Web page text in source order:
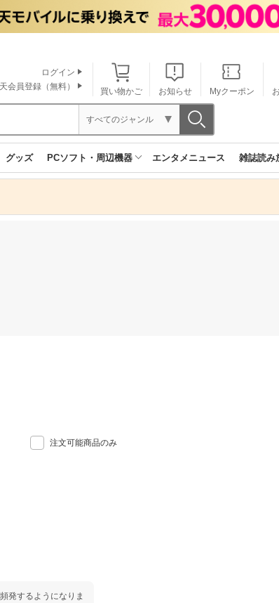
買い物かご お知らせ Myクーポン
ログイン
会員登録（無料）
すべてのジャンル
グッズ PCソフト・周辺機器 エンタメニュース 雑誌読み
注文可能商品のみ
発するようになりま